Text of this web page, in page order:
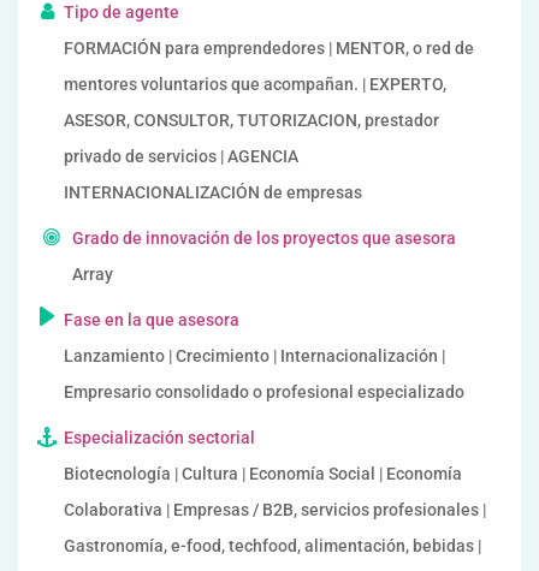
Tipo de agente
FORMACIÓN para emprendedores | MENTOR, o red de
mentores voluntarios que acompañan. | EXPERTO,
ASESOR, CONSULTOR, TUTORIZACION, prestador
privado de servicios | AGENCIA
INTERNACIONALIZACIÓN de empresas
Grado de innovación de los proyectos que asesora
Array
Fase en la que asesora
Lanzamiento | Crecimiento | Internacionalización |
Empresario consolidado o profesional especializado
Especialización sectorial
Biotecnología | Cultura | Economía Social | Economía
Colaborativa | Empresas / B2B, servicios profesionales |
Gastronomía, e-food, techfood, alimentación, bebidas |